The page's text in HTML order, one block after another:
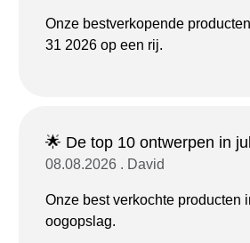
Onze bestverkopende
31 2026 op een rij.
🌟 De top 10 ontwerpen in
08.08.2026 . David
Onze best verkochte producten
oogopslag.